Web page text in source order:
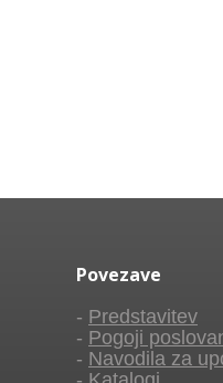
Povezave
- Predstavitev
- Pogoji
- Navodila za